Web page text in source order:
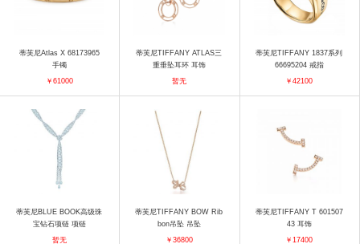
蒂芙尼Atlas X 68173965
手镯
￥61000
蒂芙尼TIFFANY ATLAS三
重垂坠耳环 耳饰
暂无
蒂芙尼TIFFANY 1837系列
66695204 戒指
￥42100
蒂芙尼BLUE BOOK高级珠
宝钻石项链 项链
暂无
蒂芙尼TIFFANY BOW Rib
bon吊坠 吊坠
￥36800
蒂芙尼TIFFANY T 601507
43 耳饰
￥17400